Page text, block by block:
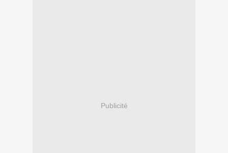
Publicité